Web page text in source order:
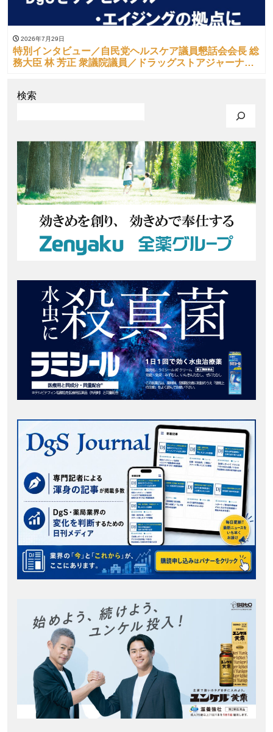
2026年7月29日
特別インタビュー／自民党ヘルスケア議員懇話会会長 総
務大臣 林 芳正 衆議院議員／ドラッグストアジャーナル
検索